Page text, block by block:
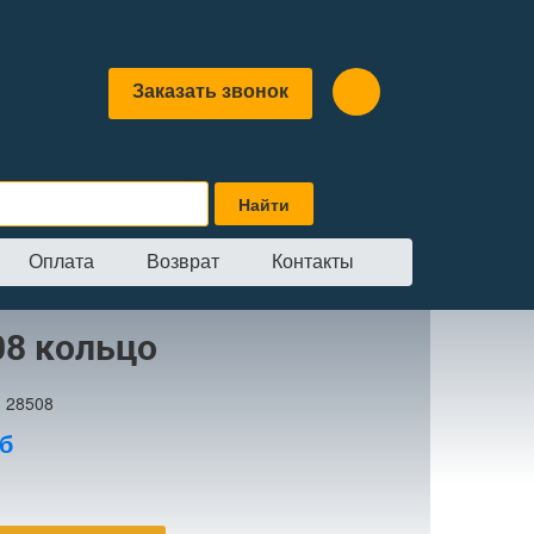
Заказать звонок
Оплата Возврат Контакты
кольцо
28508